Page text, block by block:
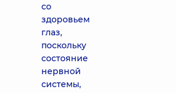
со
здоровьем
глаз,
поскольку
состояние
нервной
системы,